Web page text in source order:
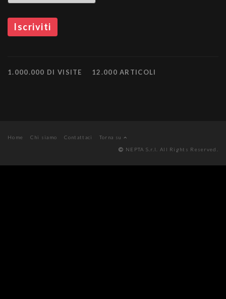
1.000.000 DI VISITE 12.000 ARTICOLI
Home Chi siamo Contattaci
Torna su
NEPTA S.r.l. All Rights Reserved.